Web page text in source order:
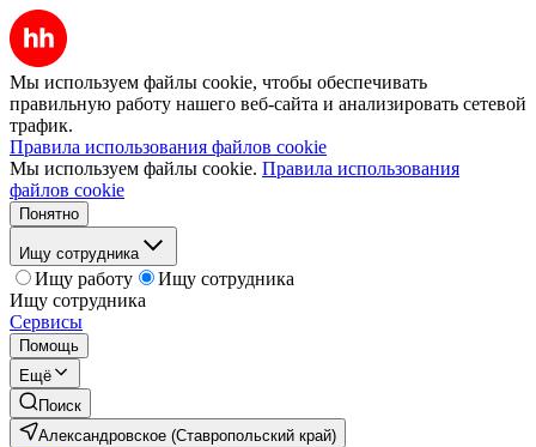
Мы используем файлы cookie, чтобы обеспечивать
правильную работу нашего веб-сайта и анализировать сетевой
трафик.
Правила использования файлов cookie
Мы используем файлы cookie. Правила использования
файлов cookie
Понятно
Ищу сотрудника
Ищу работу
Ищу сотрудника
Ищу сотрудника
Сервисы
Помощь
Ещё
Поиск
Александровское (Ставропольский край)